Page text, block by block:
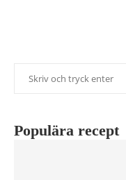
Populära recept